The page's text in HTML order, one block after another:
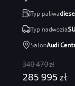
Typ paliwa
Typ nadwozia
SalonAudi
340 470 zł
285 995 zł